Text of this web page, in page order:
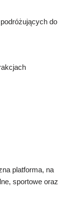
do
platforma, na
sportowe oraz